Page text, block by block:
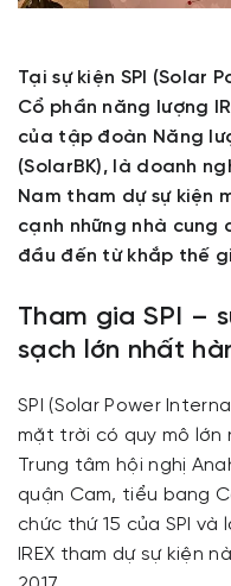
Tại sự kiện SPI (Solar
Cổ phần năng lượng
của tập đoàn Năng
(SolarBK), là doanh
Nam tham dự sự kiện
cạnh những nhà
đầu đến từ khắp thế
Tham gia SPI –
sạch lớn nhất
SPI (Solar Power
mặt trời có quy mô lớn
Trung tâm hội nghị
quận Cam, tiểu bang
chức thứ 15 của SPI
IREX tham dự sự kiện